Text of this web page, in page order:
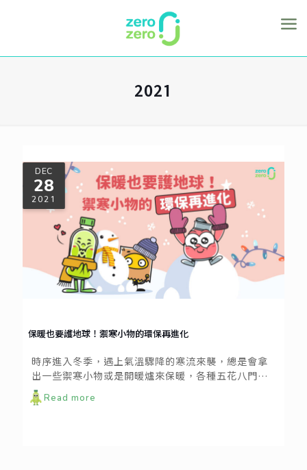
2021
DEC
28
2021
保暖也要護地球！禦寒小物的環保再進化
時序進入冬季，遇上氣溫驟降的寒流來襲，總是會拿
出一些禦寒小物或是開暖爐來保暖，各種五花八門的
商品、電器中，如何挑選相對來說較為環保的產品
呢？
Read more